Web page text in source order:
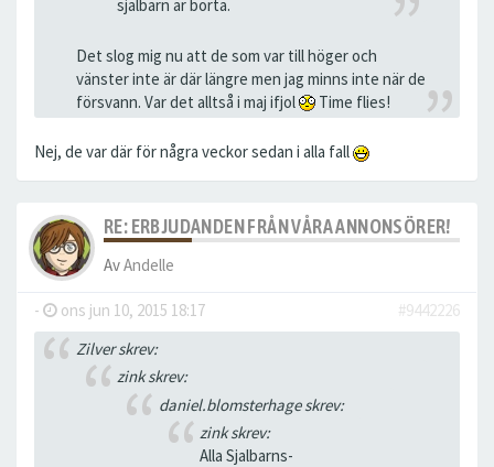
sjalbarn är borta.
Det slog mig nu att de som var till höger och
vänster inte är där längre men jag minns inte när de
försvann. Var det alltså i maj ifjol
Time flies!
Nej, de var där för några veckor sedan i alla fall
RE: ERBJUDANDEN FRÅN VÅRA ANNONSÖRER!
AvAndelle
- ons jun 10, 2015 18:17
#9442226
Zilver skrev:
zink skrev:
daniel.blomsterhage skrev:
zink skrev:
Alla Sjalbarns-